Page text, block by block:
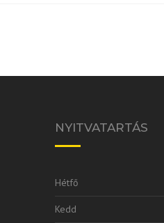
NYITVATARTÁS
Hétfő
Kedd